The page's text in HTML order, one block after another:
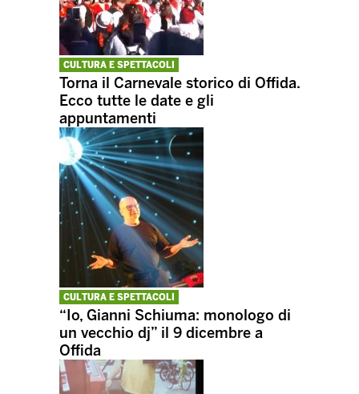
CULTURA E SPETTACOLI
Torna il Carnevale storico di Offida.
Ecco tutte le date e gli
appuntamenti
CULTURA E SPETTACOLI
“Io, Gianni Schiuma: monologo di
un vecchio dj” il 9 dicembre a
Offida